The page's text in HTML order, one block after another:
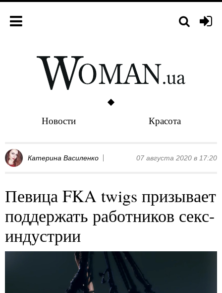
Новости Красота
Катерина Василенко 07 августа 2020 в 17:20
Певица FKA twigs призывает
поддержать работников секс-
индустрии